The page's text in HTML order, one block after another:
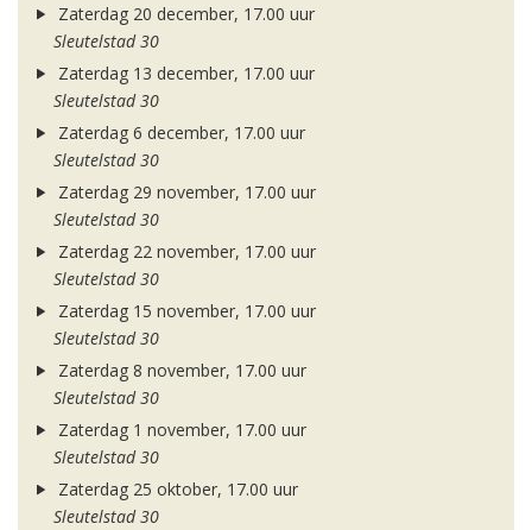
Zaterdag 20 december, 17.00 uur
Sleutelstad 30
Zaterdag 13 december, 17.00 uur
Sleutelstad 30
Zaterdag 6 december, 17.00 uur
Sleutelstad 30
Zaterdag 29 november, 17.00 uur
Sleutelstad 30
Zaterdag 22 november, 17.00 uur
Sleutelstad 30
Zaterdag 15 november, 17.00 uur
Sleutelstad 30
Zaterdag 8 november, 17.00 uur
Sleutelstad 30
Zaterdag 1 november, 17.00 uur
Sleutelstad 30
Zaterdag 25 oktober, 17.00 uur
Sleutelstad 30